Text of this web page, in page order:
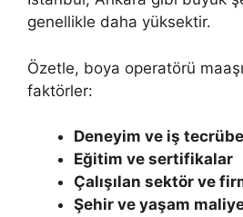
genellikle daha yüksektir.
Özetle, boya operatörü
faktörler:
Deneyim ve iş
Eğitim ve sertifikalar
Çalışılan sektör ve
Şehir ve yaşam